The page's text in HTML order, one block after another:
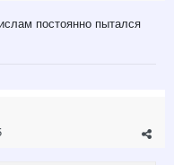
постоянно пытался